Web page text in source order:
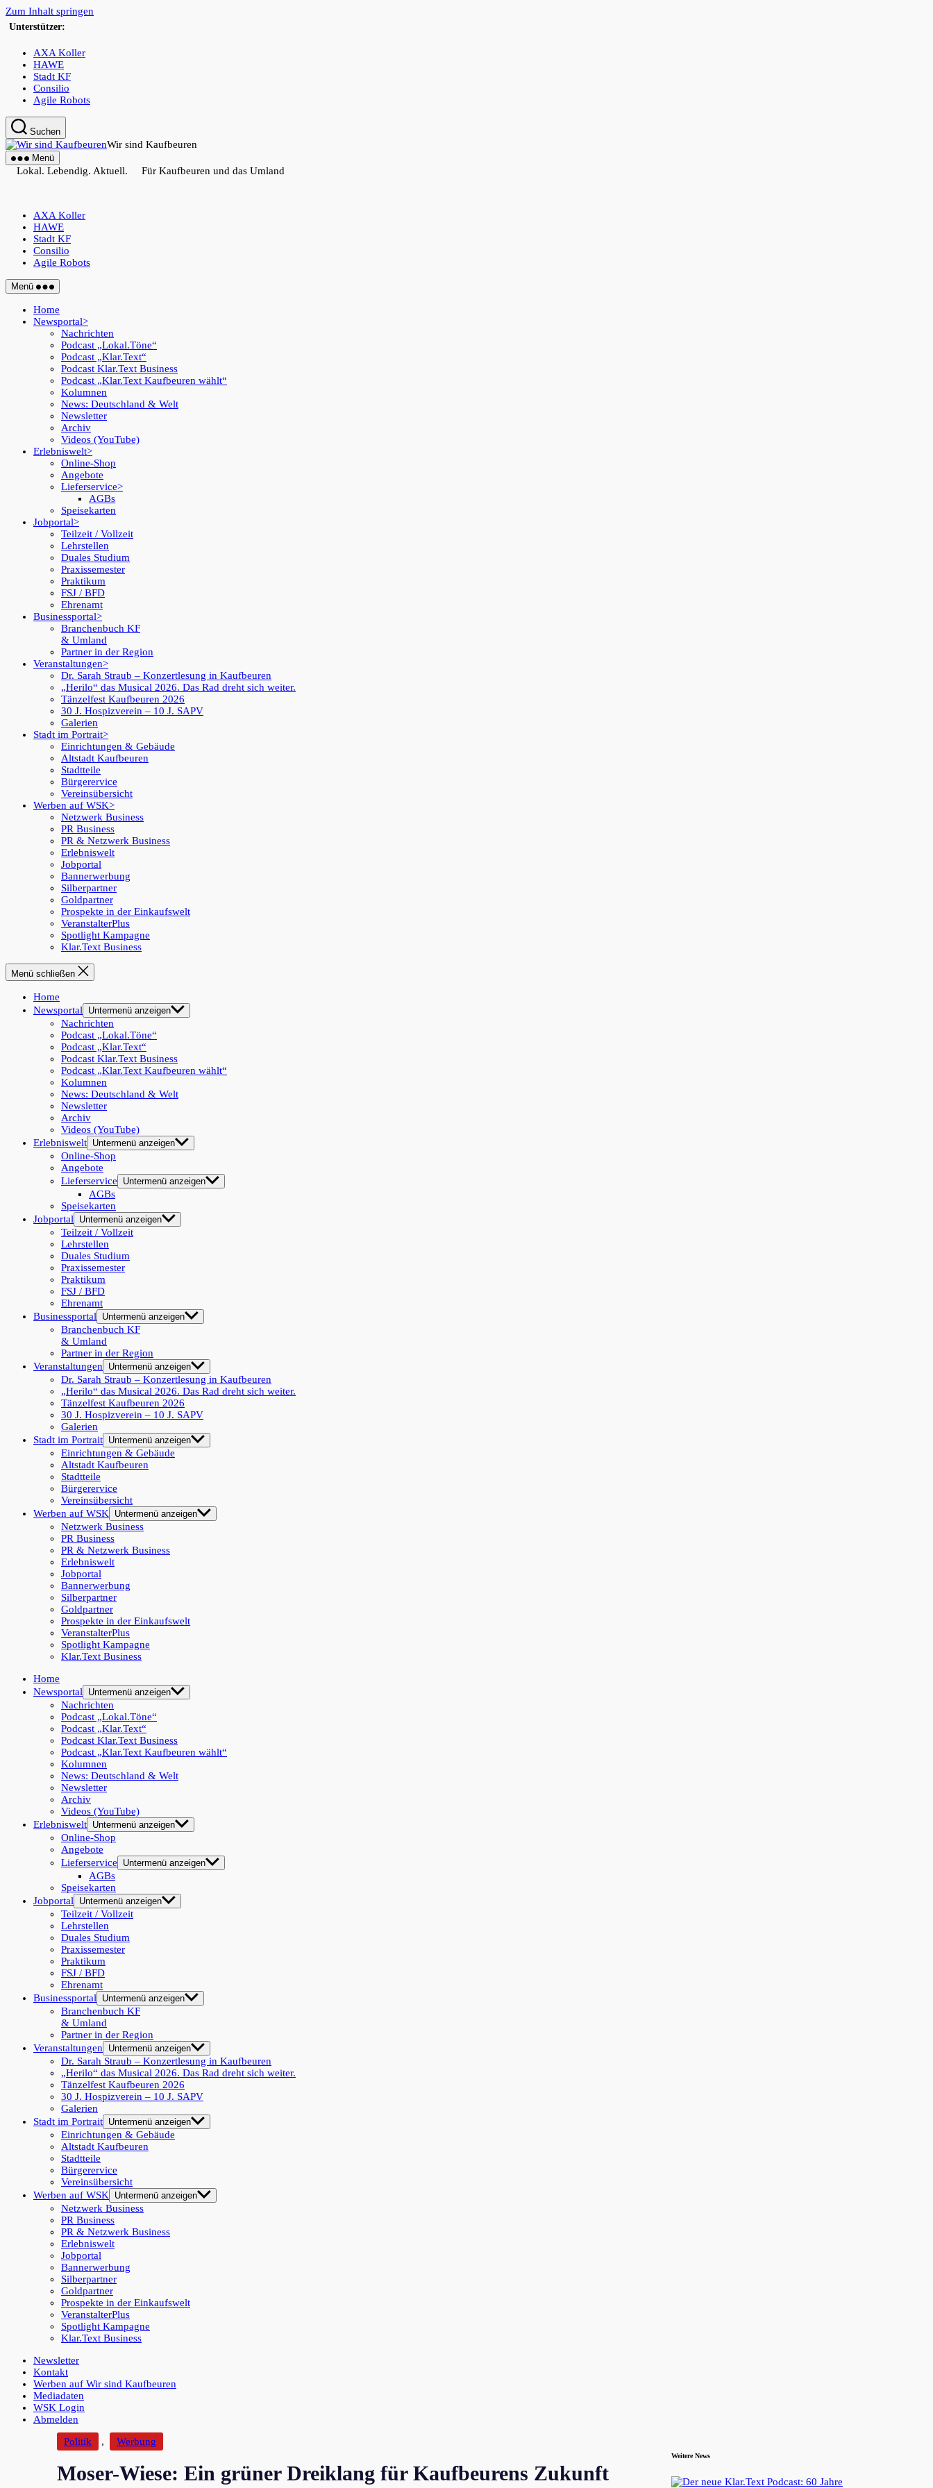
Zum Inhalt springen
Unterstützer:
AXA Koller
HAWE
Stadt KF
Consilio
Agile Robots
Suchen
Wir sind Kaufbeuren
Menü
Lokal. Lebendig. Aktuell. Für Kaufbeuren und das Umland
AXA Koller
HAWE
Stadt KF
Consilio
Agile Robots
Menü
Home
Newsportal
Nachrichten
Podcast „Lokal.Töne“
Podcast „Klar.Text“
Podcast Klar.Text Business
Podcast „Klar.Text Kaufbeuren wählt“
Kolumnen
News: Deutschland & Welt
Newsletter
Archiv
Videos (YouTube)
Erlebniswelt
Online-Shop
Angebote
Lieferservice
AGBs
Speisekarten
Jobportal
Teilzeit / Vollzeit
Lehrstellen
Duales Studium
Praxissemester
Praktikum
FSJ / BFD
Ehrenamt
Businessportal
Branchenbuch KF
& Umland
Partner in der Region
Veranstaltungen
Dr. Sarah Straub – Konzertlesung in Kaufbeuren
„Herilo“ das Musical 2026. Das Rad dreht sich weiter.
Tänzelfest Kaufbeuren 2026
30 J. Hospizverein – 10 J. SAPV
Galerien
Stadt im Portrait
Einrichtungen & Gebäude
Altstadt Kaufbeuren
Stadtteile
Bürgerervice
Vereinsübersicht
Werben auf WSK
Netzwerk Business
PR Business
PR & Netzwerk Business
Erlebniswelt
Jobportal
Bannerwerbung
Silberpartner
Goldpartner
Prospekte in der Einkaufswelt
VeranstalterPlus
Spotlight Kampagne
Klar.Text Business
Menü schließen
Home
Newsportal
Untermenü anzeigen
Nachrichten
Podcast „Lokal.Töne“
Podcast „Klar.Text“
Podcast Klar.Text Business
Podcast „Klar.Text Kaufbeuren wählt“
Kolumnen
News: Deutschland & Welt
Newsletter
Archiv
Videos (YouTube)
Erlebniswelt Untermenü anzeigen
Online-Shop
Angebote
Lieferservice
Untermenü anzeigen
AGBs
Speisekarten
Jobportal
Untermenü anzeigen
Teilzeit / Vollzeit
Lehrstellen
Duales Studium
Praxissemester
Praktikum
FSJ / BFD
Ehrenamt
Businessportal
Untermenü anzeigen
Branchenbuch KF
& Umland
Partner in der Region
Veranstaltungen
Untermenü anzeigen
Dr. Sarah Straub – Konzertlesung in Kaufbeuren
„Herilo“ das Musical 2026. Das Rad dreht sich weiter.
Tänzelfest Kaufbeuren 2026
30 J. Hospizverein – 10 J. SAPV
Galerien
Stadt im Portrait Untermenü anzeigen
Einrichtungen & Gebäude
Altstadt Kaufbeuren
Stadtteile
Bürgerervice
Vereinsübersicht
Werben auf WSK
Untermenü anzeigen
Netzwerk Business
PR Business
PR & Netzwerk Business
Erlebniswelt
Jobportal
Bannerwerbung
Silberpartner
Goldpartner
Prospekte in der Einkaufswelt
VeranstalterPlus
Spotlight Kampagne
Klar.Text Business
Home
Newsportal
Untermenü anzeigen
Nachrichten
Podcast „Lokal.Töne“
Podcast „Klar.Text“
Podcast Klar.Text Business
Podcast „Klar.Text Kaufbeuren wählt“
Kolumnen
News: Deutschland & Welt
Newsletter
Archiv
Videos (YouTube)
Erlebniswelt Untermenü anzeigen
Online-Shop
Angebote
Lieferservice
Untermenü anzeigen
AGBs
Speisekarten
Jobportal
Untermenü anzeigen
Teilzeit / Vollzeit
Lehrstellen
Duales Studium
Praxissemester
Praktikum
FSJ / BFD
Ehrenamt
Businessportal
Untermenü anzeigen
Branchenbuch KF
& Umland
Partner in der Region
Veranstaltungen
Untermenü anzeigen
Dr. Sarah Straub – Konzertlesung in Kaufbeuren
„Herilo“ das Musical 2026. Das Rad dreht sich weiter.
Tänzelfest Kaufbeuren 2026
30 J. Hospizverein – 10 J. SAPV
Galerien
Stadt im Portrait Untermenü anzeigen
Einrichtungen & Gebäude
Altstadt Kaufbeuren
Stadtteile
Bürgerervice
Vereinsübersicht
Werben auf WSK
Untermenü anzeigen
Netzwerk Business
PR Business
PR & Netzwerk Business
Erlebniswelt
Jobportal
Bannerwerbung
Silberpartner
Goldpartner
Prospekte in der Einkaufswelt
VeranstalterPlus
Spotlight Kampagne
Klar.Text Business
Newsletter
Kontakt
Werben auf Wir sind Kaufbeuren
Mediadaten
WSK Login
Abmelden
Politik
, Werbung
Moser-Wiese: Ein grüner Dreiklang für Kaufbeurens Zukunft
Weitere News